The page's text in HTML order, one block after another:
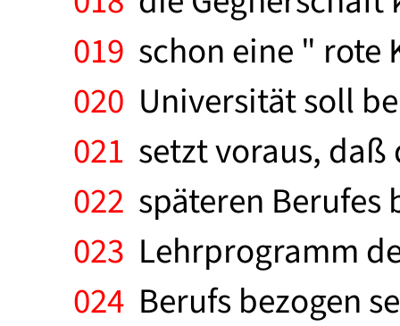
019 schon eine " rote
020 Universität soll
021 setzt voraus, daß
022 späteren
023 Lehrprogramm
024 Berufs bezogen